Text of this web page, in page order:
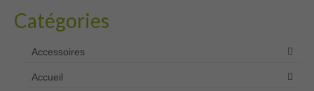
Catégories
Accessoires
Accueil